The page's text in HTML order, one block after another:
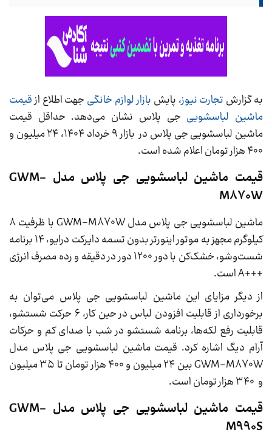
به گزارش تجارت نیوز، پایش بازار لوازم خانگیجهت اطلاع ازقیمت
ماشین لباسشویی جی پلاس نشان می‌دهد. حداقل قیمت
ماشین لباسشویی جی پلاس در بازار ۹ خرداد ۱۴۰۴، ۲۴ میلیون و
۴۰۰ هزار تومان اعلام شده است.
قیمت ماشین لباسشویی جی پلاس مدل GWM-
M870W
ماشین لباسشویی جی پلاس مدل GWM-M870W با ظرفیت ۸
کیلوگرم مجهز به موتور اینورتر بدون تسمه دایرکت درایو، ۱۴ برنامه
شست‌وشو، خشک‌کن با دور ۱۲۰۰ دور در دقیقه و رده مصرف انرژی
+++A است.
از دیگر مزایای این ماشین لباسشویی جی پلاس می‌توان به
برخورداری از قابلیت افزودن لباس در حین کار، ۶ حرکت شستشو،
قابلیت رفع لکه‌ها، برنامه شستشو در شب با صدای کم و حرکات
آرام دیگ اشاره کرد. قیمت ماشین لباسشویی جی پلاس مدل
GWM-M870W بین ۲۴ میلیون و ۴۰۰ هزار تومان تا ۳۵ میلیون
و ۳۴۰ هزار تومان است.
قیمت ماشین لباسشویی جی پلاس مدل GWM-
M990S